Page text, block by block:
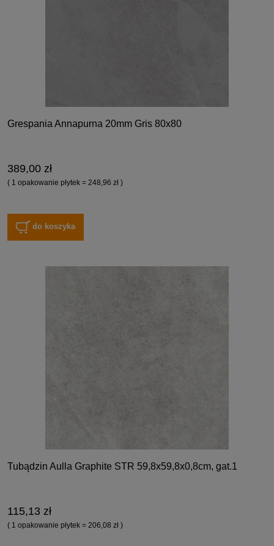
Grespania Annapurna 20mm Gris 80x80
389,00 zł
( 1 opakowanie płytek = 248,96 zł )
do koszyka
Tubądzin Aulla Graphite STR 59,8x59,8x0,8cm, gat.1
115,13 zł
( 1 opakowanie płytek = 206,08 zł )